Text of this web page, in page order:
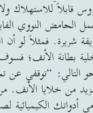
قابلاً للاستهلاك
الحامض النووي
شريرة. فمثلاً لو أن
بطانة الأنف؛
التالي: “توقفي عن
من خلايا الأنف.
أدواتك الكيميائية